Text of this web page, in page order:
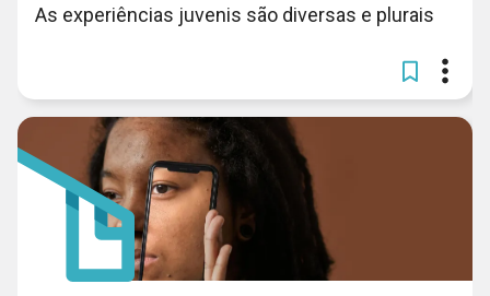
As experiências juvenis são diversas e plurais